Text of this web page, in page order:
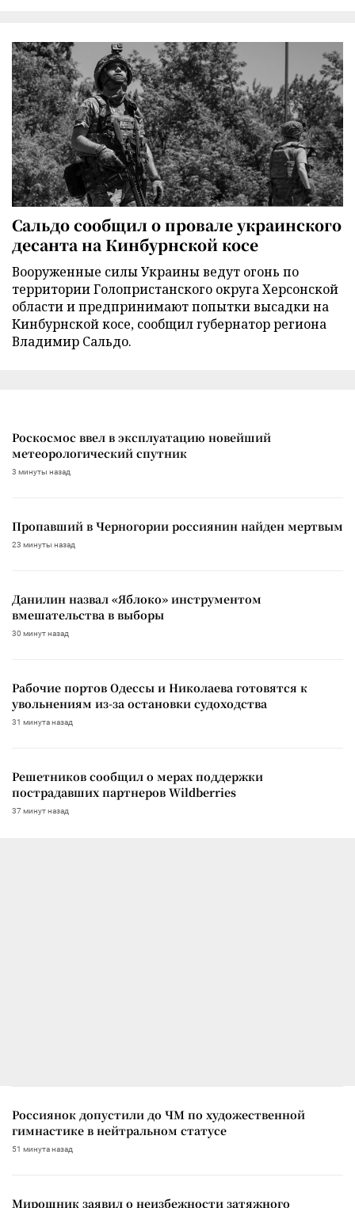
Сальдо сообщил о провале украинского
десанта на Кинбурнской косе
Вооруженные силы Украины ведут огонь по
территории Голопристанского округа Херсонской
области и предпринимают попытки высадки на
Кинбурнской косе, сообщил губернатор региона
Владимир Сальдо.
Роскосмос ввел в эксплуатацию новейший
метеорологический спутник
3 минуты назад
Пропавший в Черногории россиянин найден мертвым
23 минуты назад
Данилин назвал «Яблоко» инструментом
вмешательства в выборы
30 минут назад
Рабочие портов Одессы и Николаева готовятся к
увольнениям из-за остановки судоходства
31 минута назад
Решетников сообщил о мерах поддержки
пострадавших партнеров Wildberries
37 минут назад
Россиянок допустили до ЧМ по художественной
гимнастике в нейтральном статусе
51 минута назад
Мирошник заявил о неизбежности затяжного